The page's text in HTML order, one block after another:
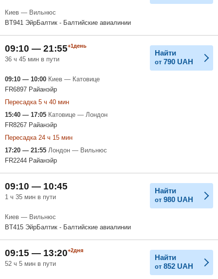
Киев — Вильнюс
BT941 ЭйрБалтик - Балтийские авиалинии
09:10 — 21:55+1день
36 ч 45 мин в пути
Найти
от 790 UAH
09:10 — 10:00 Киев — Катовице
FR6897 Райанэйр
Пересадка 5 ч 40 мин
15:40 — 17:05 Катовице — Лондон
FR8267 Райанэйр
Пересадка 24 ч 15 мин
17:20 — 21:55 Лондон — Вильнюс
FR2244 Райанэйр
09:10 — 10:45
1 ч 35 мин в пути
Найти
от 980 UAH
Киев — Вильнюс
BT415 ЭйрБалтик - Балтийские авиалинии
09:15 — 13:20+2дня
52 ч 5 мин в пути
Найти
от 852 UAH